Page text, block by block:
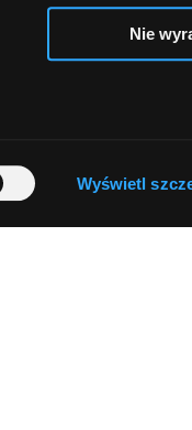
Wyświetl
Nie